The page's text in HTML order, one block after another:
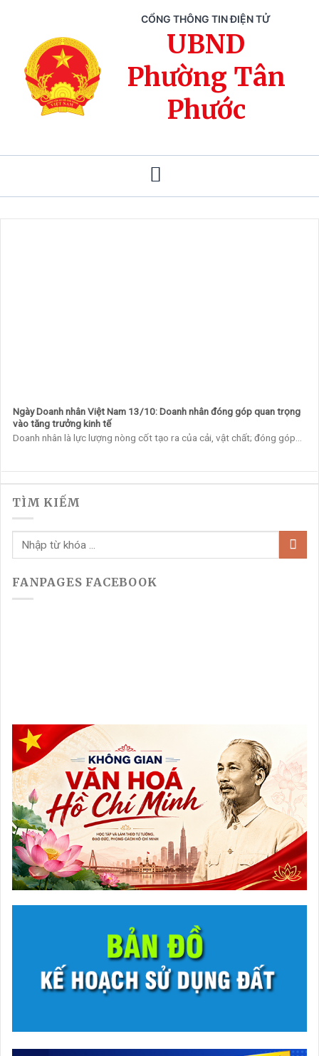
CỔNG THÔNG TIN ĐIỆN TỬ
UBND
Phường Tân
Phước
Ngày Doanh nhân Việt Nam 13/10: Doanh nhân đóng góp quan trọng
vào tăng trưởng kinh tế
Doanh nhân là lực lượng nòng cốt tạo ra của cải, vật chất; đóng góp...
TÌM KIẾM
FANPAGES FACEBOOK